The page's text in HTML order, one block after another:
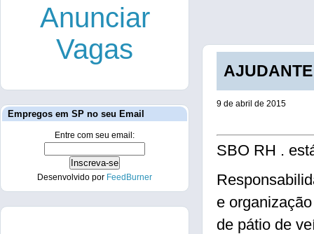
9 de abril de 2015
SBO RH .
e organização
de pátio de
Anunciar
Vagas
Empregos em SP no seu Email
Entre com seu email:
Desenvolvido por FeedBurner